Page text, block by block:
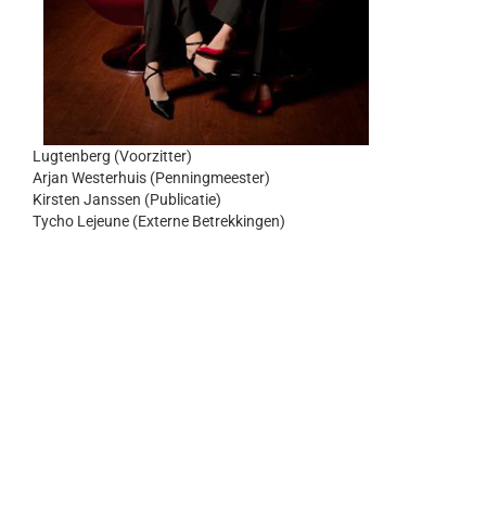
Lugtenberg (Voorzitter)
Arjan Westerhuis (Penningmeester)
Kirsten Janssen (Publicatie)
Tycho Lejeune (Externe Betrekkingen)